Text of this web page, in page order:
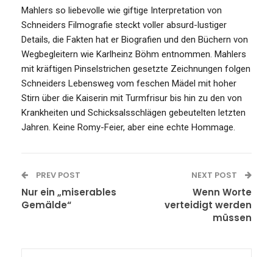
Mahlers so liebevolle wie giftige Interpretation von
Schneiders Filmografie steckt voller absurd-lustiger
Details, die Fakten hat er Biografien und den Büchern von
Wegbegleitern wie Karlheinz Böhm entnommen. Mahlers
mit kräftigen Pinselstrichen gesetzte Zeichnungen folgen
Schneiders Lebensweg vom feschen Mädel mit hoher
Stirn über die Kaiserin mit Turmfrisur bis hin zu den von
Krankheiten und Schicksalsschlägen gebeutelten letzten
Jahren. Keine Romy-Feier, aber eine echte Hommage.
PREV POST
Nur ein „miserables
Gemälde“
NEXT POST
Wenn Worte
verteidigt werden
müssen